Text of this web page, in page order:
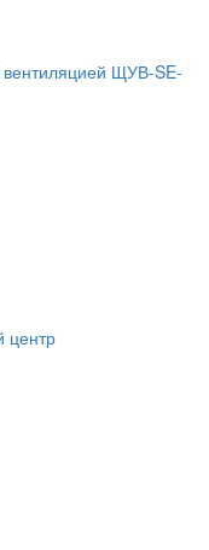
центр